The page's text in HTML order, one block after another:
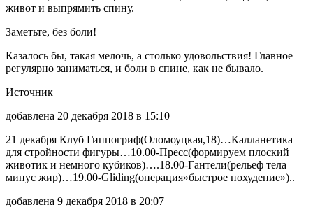
живот и выпрямить спину.
Заметьте, без боли!
Казалось бы, такая мелочь, а столько удовольствия! Главное –
регулярно заниматься, и боли в спине, как не бывало.
Источник
добавлена 20 декабря 2018 в 15:10
21 декабря Клуб Гиппогриф(Оломоуцкая,18)…Калланетика
для стройности фигуры…10.00-Пресс(формируем плоский
животик и немного кубиков)….18.00-Гантели(рельеф тела
минус жир)…19.00-Gliding(операция»быстрое похудение»)..
добавлена 9 декабря 2018 в 20:07